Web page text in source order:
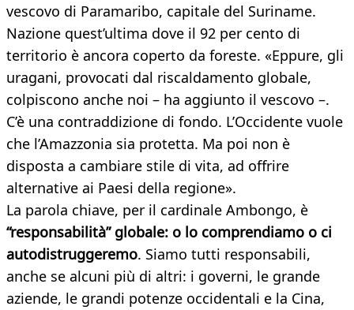
vescovo di Paramaribo, capitale del Suriname.
Nazione quest’ultima dove il 92 per cento di
territorio è ancora coperto da foreste. «Eppure, gli
uragani, provocati dal riscaldamento globale,
colpiscono anche noi – ha aggiunto il vescovo –.
C’è una contraddizione di fondo. L’Occidente vuole
che l’Amazzonia sia protetta. Ma poi non è
disposta a cambiare stile di vita, ad offrire
alternative ai Paesi della regione».
La parola chiave, per il cardinale Ambongo, è
“responsabilità” globale: o lo comprendiamo o ci
autodistruggeremo. Siamo tutti responsabili,
anche se alcuni più di altri: i governi, le grande
aziende, le grandi potenze occidentali e la Cina,